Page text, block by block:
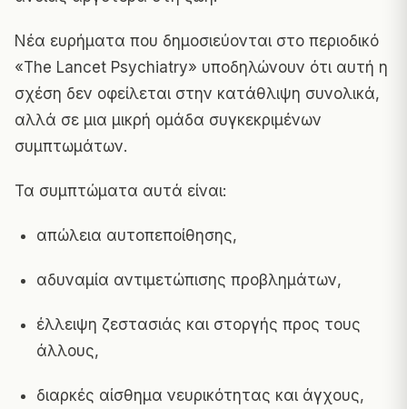
Νέα ευρήματα που δημοσιεύονται στο περιοδικό
«The Lancet Psychiatry» υποδηλώνουν ότι αυτή η
σχέση δεν οφείλεται στην κατάθλιψη συνολικά,
αλλά σε μια μικρή ομάδα συγκεκριμένων
συμπτωμάτων.
Τα συμπτώματα αυτά είναι:
απώλεια αυτοπεποίθησης,
αδυναμία αντιμετώπισης προβλημάτων,
έλλειψη ζεστασιάς και στοργής προς τους
άλλους,
διαρκές αίσθημα νευρικότητας και άγχους,